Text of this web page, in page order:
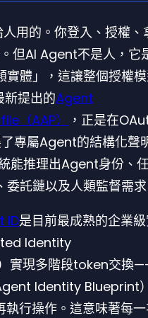
用的。你登入、授權、
但AI Agent不是人，它
實體」，這讓整個授權
新提出的Agent
（AAP）
，正是在
專屬Agent的結構化聲
能推理出Agent身份、
委託鏈以及人類監督需
ID是目前最成熟的企業
Identity
實現多階段token交換
Identity Blueprint
行操作。這意味著每